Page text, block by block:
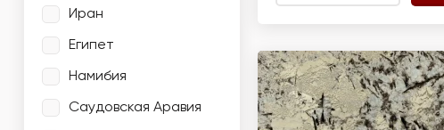
Иран
Египет
Намибия
Саудовская Аравия